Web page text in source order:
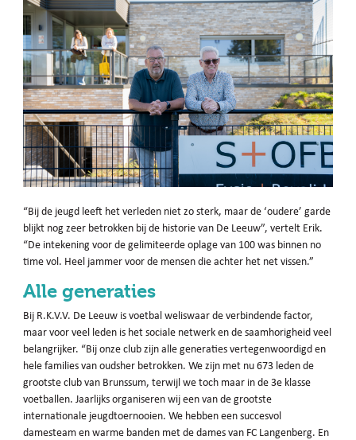
“Bij de jeugd leeft het verleden niet zo sterk, maar de ‘oudere’ garde
blijkt nog zeer betrokken bij de historie van De Leeuw”, vertelt Erik.
“De intekening voor de gelimiteerde oplage van 100 was binnen no
time vol. Heel jammer voor de mensen die achter het net vissen.”
Alle generaties
Bij R.K.V.V. De Leeuw is voetbal weliswaar de verbindende factor,
maar voor veel leden is het sociale netwerk en de saamhorigheid veel
belangrijker. “Bij onze club zijn alle generaties vertegenwoordigd en
hele families van oudsher betrokken. We zijn met nu 673 leden de
grootste club van Brunssum, terwijl we toch maar in de 3e klasse
voetballen. Jaarlijks organiseren wij een van de grootste
internationale jeugdtoernooien. We hebben een succesvol
damesteam en warme banden met de dames van FC Langenberg. En